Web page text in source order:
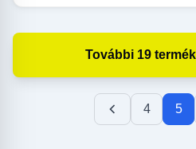
További 19
4 5